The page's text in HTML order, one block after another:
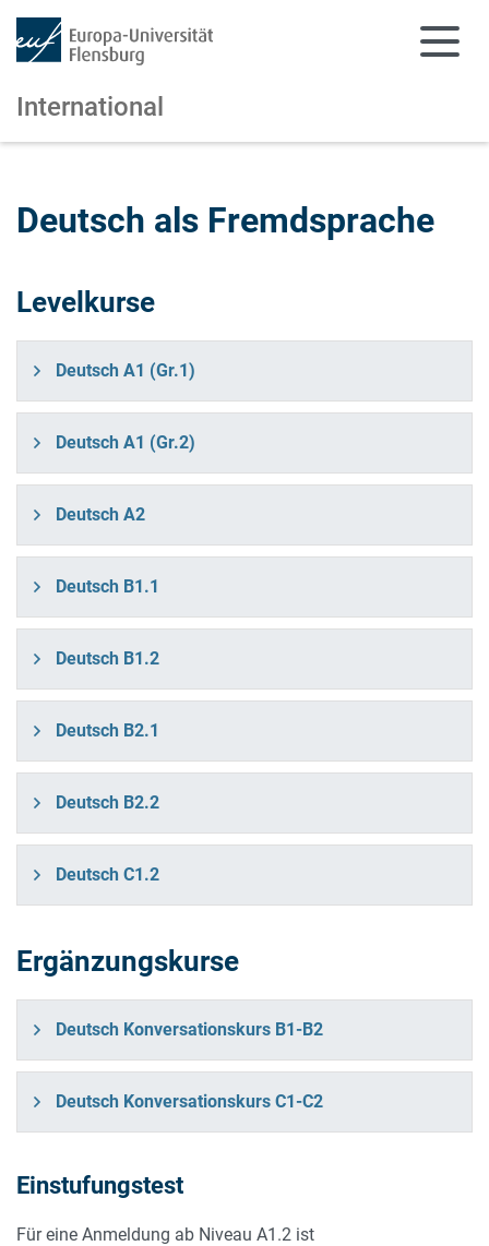
International
Deutsch als Fremdsprache
Levelkurse
Deutsch A1 (Gr.1)
Deutsch A1 (Gr.2)
Deutsch A2
Deutsch B1.1
Deutsch B1.2
Deutsch B2.1
Deutsch B2.2
Deutsch C1.2
Ergänzungskurse
Deutsch Konversationskurs B1-B2
Deutsch Konversationskurs C1-C2
Einstufungstest
Für eine Anmeldung ab Niveau A1.2 ist